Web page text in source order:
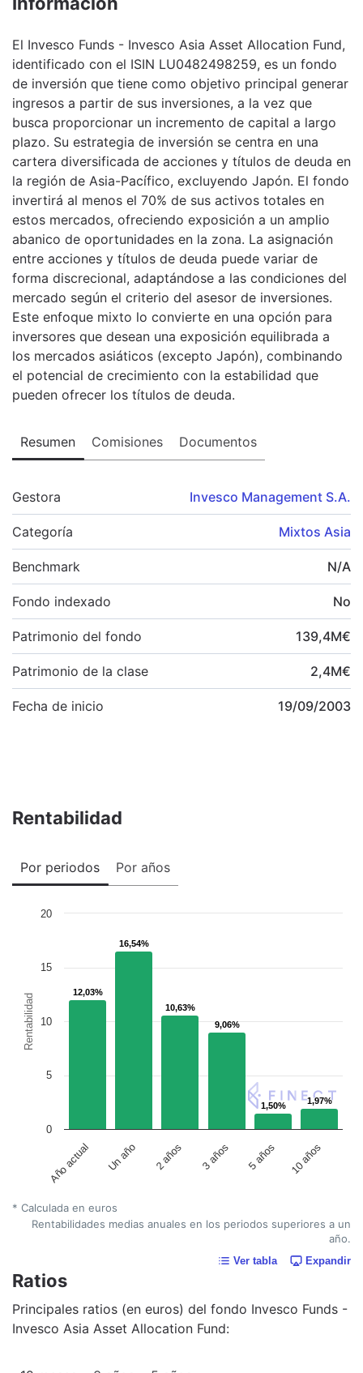
El Invesco Funds - Invesco Asia Asset Allocation Fund,
identificado con el ISIN LU0482498259, es un fondo
de inversión que tiene como objetivo principal generar
ingresos a partir de sus inversiones, a la vez que
busca proporcionar un incremento de capital a largo
plazo. Su estrategia de inversión se centra en una
cartera diversificada de acciones y títulos de deuda en
la región de Asia-Pacífico, excluyendo Japón. El fondo
invertirá al menos el 70% de sus activos totales en
estos mercados, ofreciendo exposición a un amplio
abanico de oportunidades en la zona. La asignación
entre acciones y títulos de deuda puede variar de
forma discrecional, adaptándose a las condiciones del
mercado según el criterio del asesor de inversiones.
Este enfoque mixto lo convierte en una opción para
inversores que desean una exposición equilibrada a
los mercados asiáticos (excepto Japón), combinando
el potencial de crecimiento con la estabilidad que
pueden ofrecer los títulos de deuda.
Resumen Comisiones Documentos
Gestora Invesco Management S.A.
Categoría Mixtos Asia
Benchmark N/A
Fondo indexado No
Patrimonio del fondo 139,4M€
Patrimonio de la clase 2,4M€
Fecha de inicio 19/09/2003
Rentabilidad
Por periodos Por años
Rentabilidad
12,03%
12,03%
16,54%
16,54%
10,63%
10,63%
9,06%
9,06%
1,50%
1,50% 1,97%
1,97%
Año actual Un año 2 años 3 años 5 años 10 años
0
5
10
15
20
* Calculada en euros
Rentabilidades medias anuales en los periodos superiores a un
año.
Ver tabla Expandir
Ratios
Principales ratios (en euros) del fondo Invesco Funds -
Invesco Asia Asset Allocation Fund: